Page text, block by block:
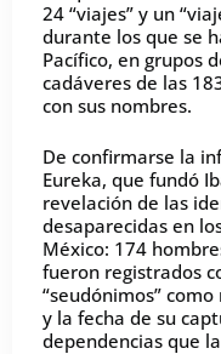
24 “viajes” y un
durante los que se
Pacífico, en grupos
cadáveres de las
con sus nombres.
De confirmarse la
Eureka, que fundó
revelación de las
desaparecidas en
México: 174
fueron registrados
“seudónimos”
y la fecha de su
dependencias que